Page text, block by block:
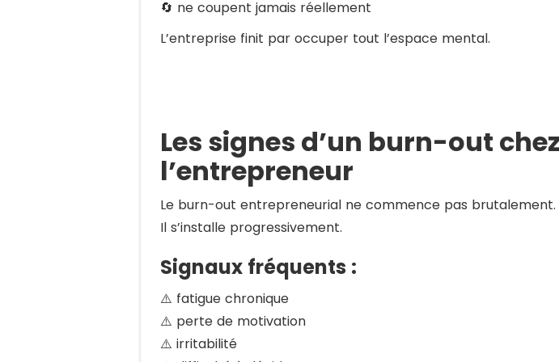
🔄 ne coupent jamais réellement
L’entreprise finit par occuper tout l’espace mental.
Les signes d’un burn-out chez
l’entrepreneur
Le burn-out entrepreneurial ne commence pas brutalement.
Il s’installe progressivement.
Signaux fréquents :
⚠️ fatigue chronique
⚠️ perte de motivation
⚠️ irritabilité